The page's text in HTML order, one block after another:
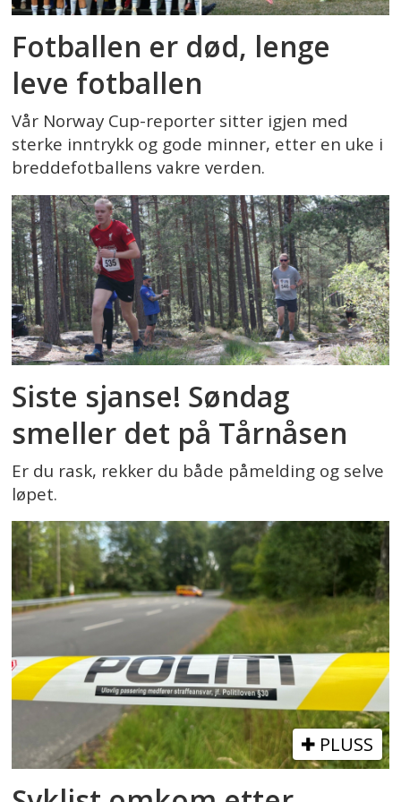
Fotballen er død, lenge
leve fotballen
Vår Norway Cup-reporter sitter igjen med
sterke inntrykk og gode minner, etter en uke i
breddefotballens vakre verden.
Siste sjanse! Søndag
smeller det på Tårnåsen
Er du rask, rekker du både påmelding og selve
løpet.
PLUSS